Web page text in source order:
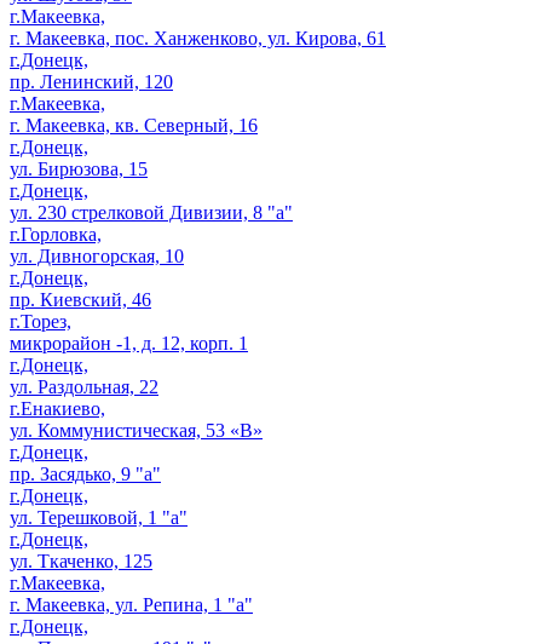
г.Макеевка,
г. Макеевка, пос. Ханженково, ул. Кирова, 61
г.Донецк,
пр. Ленинский, 120
г.Макеевка,
г. Макеевка, кв. Северный, 16
г.Донецк,
ул. Бирюзова, 15
г.Донецк,
ул. 230 стрелковой Дивизии, 8 "а"
г.Горловка,
ул. Дивногорская, 10
г.Донецк,
пр. Киевский, 46
г.Торез,
микрорайон -1, д. 12, корп. 1
г.Донецк,
ул. Раздольная, 22
г.Енакиево,
ул. Коммунистическая, 53 «В»
г.Донецк,
пр. Засядько, 9 "а"
г.Донецк,
ул. Терешковой, 1 "а"
г.Донецк,
ул. Ткаченко, 125
г.Макеевка,
г. Макеевка, ул. Репина, 1 "а"
г.Донецк,